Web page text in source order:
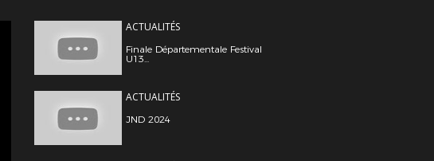
ACTUALITÉS
Finale Départementale Festival
U13...
ACTUALITÉS
JND 2024